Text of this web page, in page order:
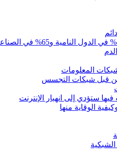
المعلومات
من قبل شبكات التجسس
ستؤدي إلى انهيار الإنترنت
الوقاية منها